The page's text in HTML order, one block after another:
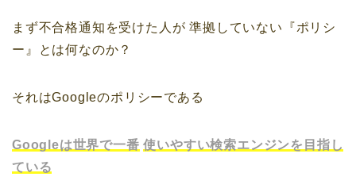
まず不合格通知を受けた人が 準拠していない『ポリシ
ー』とは何なのか？
それはGoogleのポリシーである
Googleは世界で一番 使いやすい検索エンジンを目指し
ている